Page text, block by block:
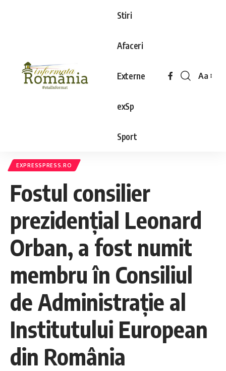
Stiri
Afaceri
Externe
exSp
Sport
Aa
EXPRESSPRESS.RO
Fostul consilier
prezidențial Leonard
Orban, a fost numit
membru în Consiliul
de Administrație al
Institutului European
din România